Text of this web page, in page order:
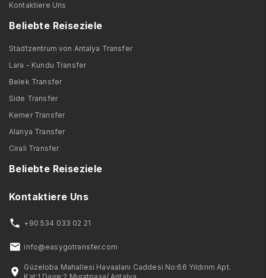
Kontaktiere Uns
Beliebte Reiseziele
Stadtzentrum von Antalya Transfer
Lara - Kundu Transfer
Belek Transfer
Side Transfer
Kemer Transfer
Alanya Transfer
Cirali Transfer
Beliebte Reiseziele
Kontaktiere Uns
+90 534 033 02 21
info@easygotransfer.com
Güzeloba Mahallesi Havaalanı Caddesi No:66 Yıldırım Apt.